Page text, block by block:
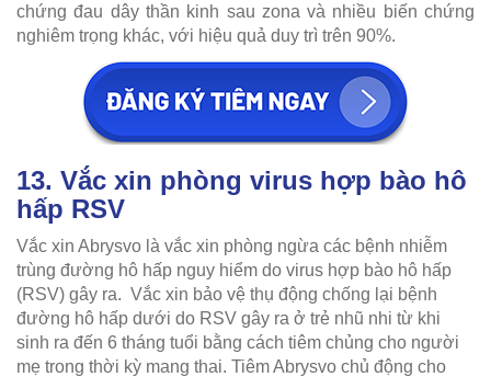
chứng đau dây thần kinh sau zona và nhiều biến chứng
nghiêm trọng khác, với hiệu quả duy trì trên 90%.
13. Vắc xin phòng virus hợp bào hô
hấp RSV
Vắc xin Abrysvo là vắc xin phòng ngừa các bệnh nhiễm
trùng đường hô hấp nguy hiểm do virus hợp bào hô hấp
(RSV) gây ra. Vắc xin bảo vệ thụ động chống lại bệnh
đường hô hấp dưới do RSV gây ra ở trẻ nhũ nhi từ khi
sinh ra đến 6 tháng tuổi bằng cách tiêm chủng cho người
mẹ trong thời kỳ mang thai. Tiêm Abrysvo chủ động cho